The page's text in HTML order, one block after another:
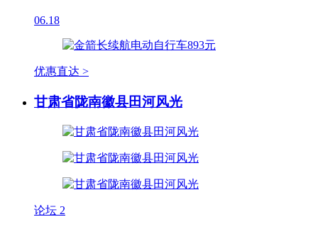
06.18
优惠直达 >
甘肃省陇南徽县田河风光
论坛 2